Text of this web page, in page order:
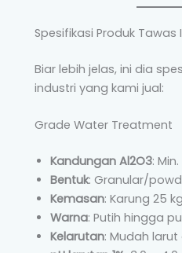
Spesifikasi Produk Tawas
Biar lebih jelas, ini dia
industri yang kami jual:
Grade Water Treatment
Kandungan Al2O3: Min.
Bentuk: Granular/
Kemasan: Karung 25
Warna: Putih hingga
Kelarutan: Mudah